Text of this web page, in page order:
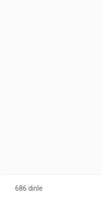
686 dinle